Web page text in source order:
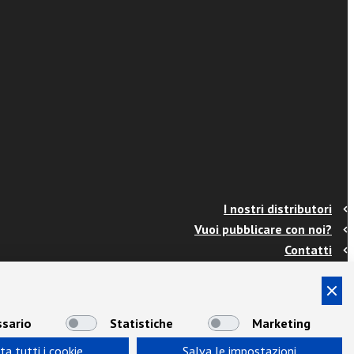
I nostri distributori
Vuoi pubblicare con noi?
Contatti
Termini e condizioni
Privacy
Statistiche
Marketing
tutti i cookie
Salva le impostazioni